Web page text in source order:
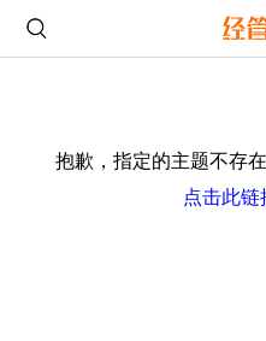
抱歉，指定的主题不存
点击此